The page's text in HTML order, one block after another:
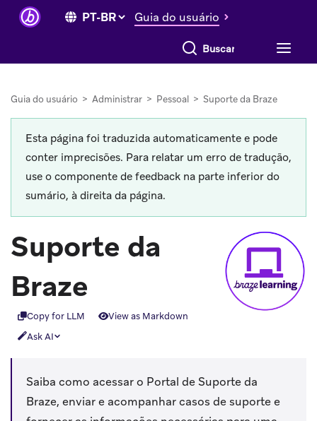
Guia do usuário
Buscar tudo
Guia do usuário > Administrar > Pessoal > Suporte da Braze
Esta página foi traduzida automaticamente e pode
conter imprecisões. Para relatar um erro de tradução,
use o componente de feedback na parte inferior do
sumário, à direita da página.
Suporte da
Braze
Copy for LLM
View as Markdown
Ask AI
Saiba como acessar o Portal de Suporte da
Braze, enviar e acompanhar casos de suporte e